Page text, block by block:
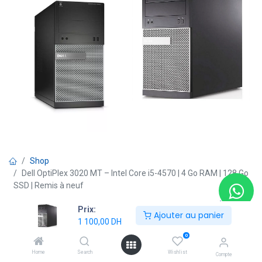
Prix:
1 100,00 DH
Ajouter au panier
Home Search
0
Wishlist Compte
Shop
Dell OptiPlex 3020 MT – Intel Core i5-4570 | 4 Go RAM | 128 Go
SSD | Remis à neuf
Remis à neuf
Dell OptiPlex 3020 MT – Intel Core